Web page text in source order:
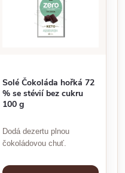
Solé Čokoláda hořká 72
% se stévií bez cukru
100 g
Dodá dezertu plnou
čokoládovou chuť.